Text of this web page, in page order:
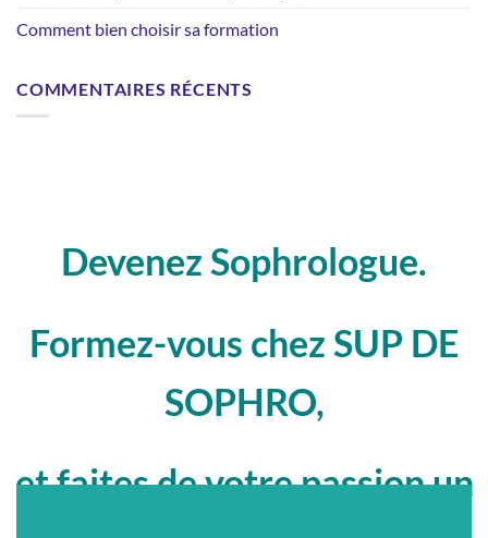
Comment bien choisir sa formation
COMMENTAIRES RÉCENTS
Devenez Sophrologue.
Formez-vous chez SUP DE
SOPHRO,
et faites de votre passion un